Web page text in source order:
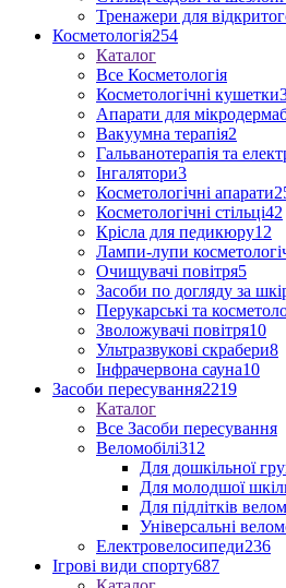
Тренажери для
Косметологія254
Каталог
Все Косметологія
Косметологічні кушетки
Апарати для
Вакуумна терапія2
Гальванотерапія та
Інгалятори3
Косметологічні апарати
Косметологічні стільці42
Крісла для педикюру12
Лампи-лупи
Очищувачі повітря5
Засоби по догляду за
Перукарські та
Зволожувачі повітря10
Ультразвукові скрабери8
Інфрачервона сауна10
Засоби пересування2219
Каталог
Все Засоби пересування
Веломобілі312
Для дошкільної
Для молодшої
Для підлітків
Універсальні
Електровелосипеди236
Ігрові види спорту687